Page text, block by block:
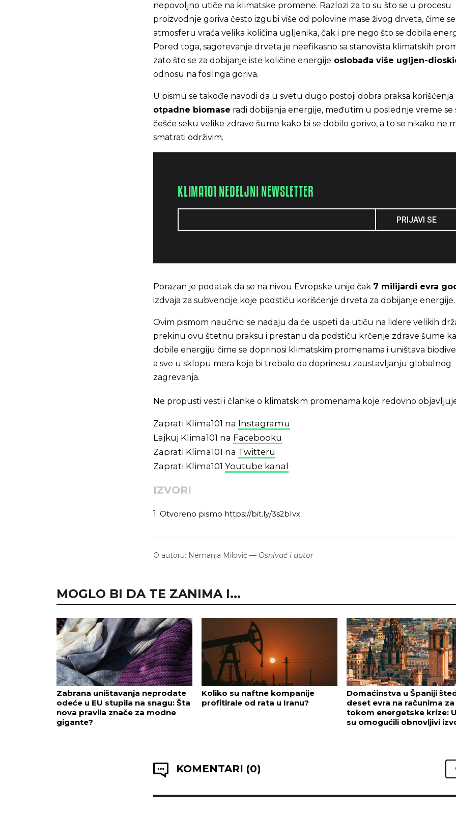
nepovoljno utiče na klimatske promene. Razlozi za to su što se u procesu
proizvodnje goriva često izgubi više od polovine mase živog drveta, čime
atmosferu vraća velika količina ugljenika, čak i pre nego što se dobila
Pored toga, sagorevanje drveta je neefikasno sa stanovišta klimatskih
zato što se za dobijanje iste količine energije oslobađa više ugljen-
odnosu na fosilnga goriva.
U pismu se takođe navodi da u svetu dugo postoji dobra praksa korišćenja
otpadne biomase radi dobijanja energije, međutim u poslednje vreme se
češće seku velike zdrave šume kako bi se dobilo gorivo, a to se nikako ne
smatrati održivim.
KLIMA101 NEDELJNI NEWSLETTER
PRIJAVI SE
Porazan je podatak da se na nivou Evropske unije čak 7 milijardi evra
izdvaja za subvencije koje podstiču korišćenje drveta za dobijanje energije.
Ovim pismom naučnici se nadaju da će uspeti da utiču na lidere velikih
prekinu ovu štetnu praksu i prestanu da podstiču krčenje zdrave šume
dobile energiju čime se doprinosi klimatskim promenama i uništava
a sve u sklopu mera koje bi trebalo da doprinesu zaustavljanju globalnog
zagrevanja.
Ne propusti vesti i članke o klimatskim promenama koje redovno
Zaprati Klima101 na Instagramu
Lajkuj Klima101 na Facebooku
Zaprati Klima101 na Twitteru
Zaprati Klima101 Youtube kanal
IZVORI
1. Otvoreno pismo https://bit.ly/3s2bIvx
O autoru: Nemanja Milović — Osnivač i autor
MOGLO BI DA TE ZANIMA I...
Zabrana uništavanja neprodate
odeće u EU stupila na snagu: Šta
nova pravila znače za modne
gigante?
Koliko su naftne kompanije
profitirale od rata u Iranu?
Domaćinstva u Španiji
deset evra na računima
tokom energetske krize:
su omogućili obnovljivi
KOMENTARI (0)